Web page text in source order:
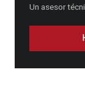
Un asesor